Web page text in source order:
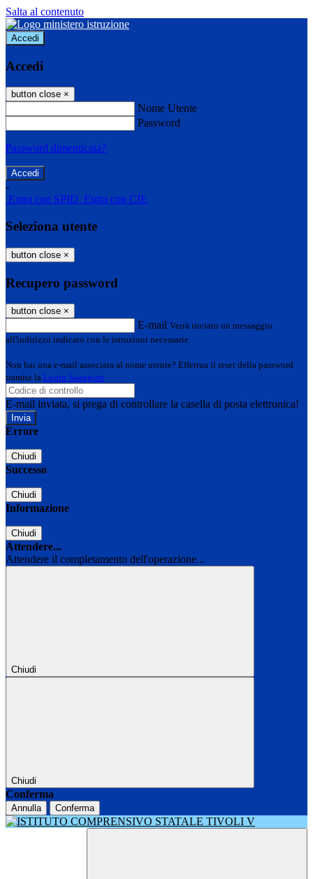
Salta al contenuto
Accedi
Accedi
button close ×
Nome Utente
Password
Password dimenticata?
-
Entra con SPID Entra con CIE
Seleziona utente
button close ×
Recupero password
button close ×
E-mail Verrà inviato un messaggio
all'indirizzo indicato con le istruzioni necessarie.
Non hai una e-mail associata al nome utente? Effettua il reset della password
tramite la Login Spaggiari
E-mail inviata, si prega di controllare la casella di posta elettronica!
Errore
Chiudi
Successo
Chiudi
Informazione
Chiudi
Attendere...
Attendere il completamento dell'operazione...
Chiudi
Chiudi
Conferma
Annulla Conferma